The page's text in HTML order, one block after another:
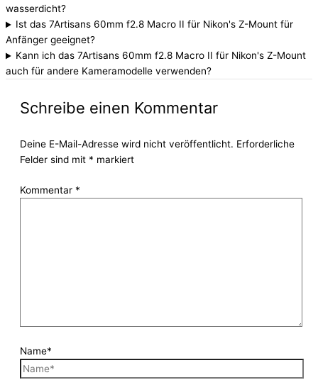
wasserdicht?
Ist das 7Artisans 60mm f2.8 Macro II für Nikon's Z-Mount für
Anfänger geeignet?
Kann ich das 7Artisans 60mm f2.8 Macro II für Nikon's Z-Mount
auch für andere Kameramodelle verwenden?
Schreibe einen Kommentar
Deine E-Mail-Adresse wird nicht veröffentlicht. Erforderliche
Felder sind mit * markiert
Kommentar *
Name*